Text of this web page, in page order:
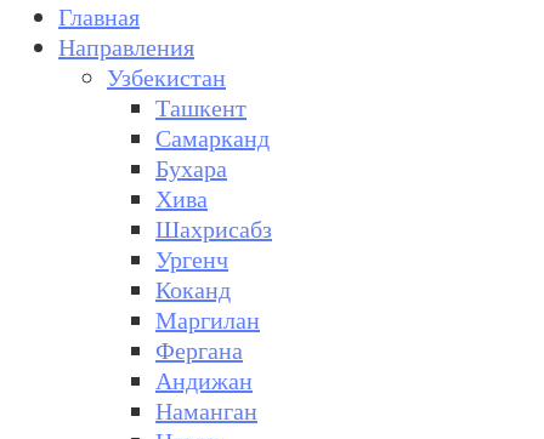
Главная
Направления
Узбекистан
Ташкент
Самарканд
Бухара
Хива
Шахрисабз
Ургенч
Коканд
Маргилан
Фергана
Андижан
Наманган